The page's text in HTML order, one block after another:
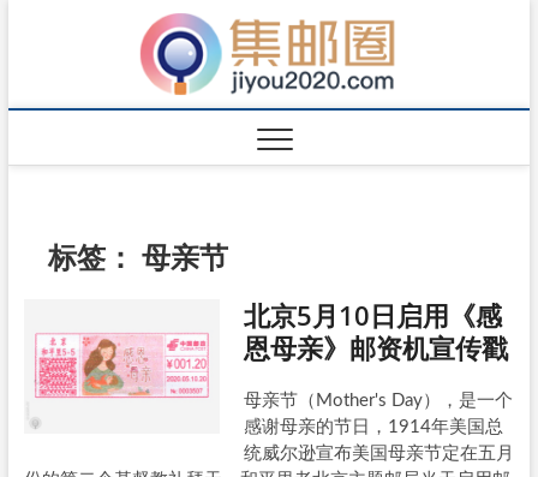
标签： 母亲节
北京5月10日启用《感
恩母亲》邮资机宣传戳
母亲节（Mother's Day），是一个
感谢母亲的节日，1914年美国总
统威尔逊宣布美国母亲节定在五月